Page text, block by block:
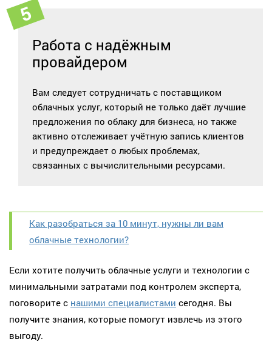
Работа с надёжным
провайдером
Вам следует сотрудничать с поставщиком
облачных услуг, который не только даёт лучшие
предложения по облаку для бизнеса, но также
активно отслеживает учётную запись клиентов
и предупреждает о любых проблемах,
связанных с вычислительными ресурсами.
Как разобраться за 10 минут, нужны ли вам
облачные технологии?
Если хотите получить облачные услуги и технологии с
минимальными затратами под контролем эксперта,
поговорите с нашими специалистами сегодня. Вы
получите знания, которые помогут извлечь из этого
выгоду.